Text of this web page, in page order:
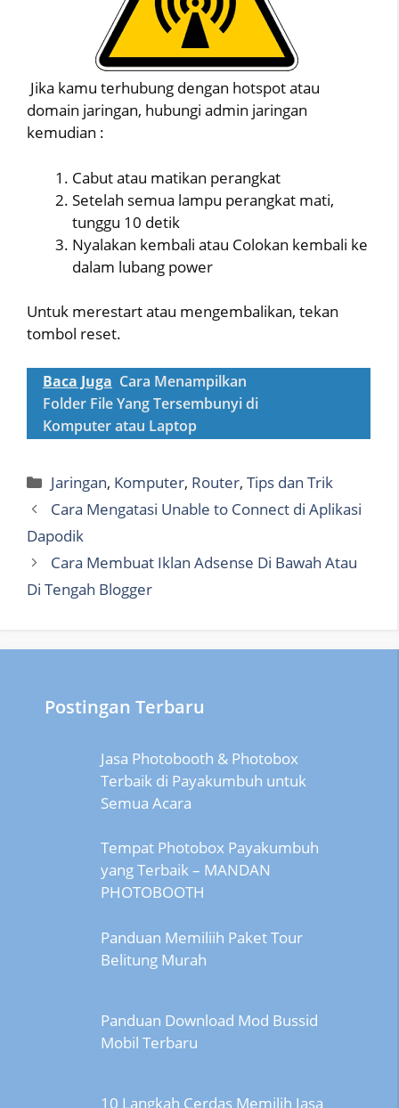
Jika kamu terhubung dengan hotspot atau
domain jaringan, hubungi admin jaringan
kemudian :
Cabut atau matikan perangkat
Setelah semua lampu perangkat mati,
tunggu 10 detik
Nyalakan kembali atau Colokan kembali ke
dalam lubang power
Untuk merestart atau mengembalikan, tekan
tombol reset.
Baca Juga Cara Menampilkan
Folder File Yang Tersembunyi di
Komputer atau Laptop
Categories
Jaringan, Komputer, Router,Tips dan Trik
Cara Mengatasi Unable to Connect di Aplikasi
Dapodik
Cara Membuat Iklan Adsense Di Bawah Atau
Di Tengah Blogger
Postingan Terbaru
Jasa Photobooth & Photobox
Terbaik di Payakumbuh untuk
Semua Acara
Tempat Photobox Payakumbuh
yang Terbaik – MANDAN
PHOTOBOOTH
Panduan Memiliih Paket Tour
Belitung Murah
Panduan Download Mod Bussid
Mobil Terbaru
10 Langkah Cerdas Memilih Jasa